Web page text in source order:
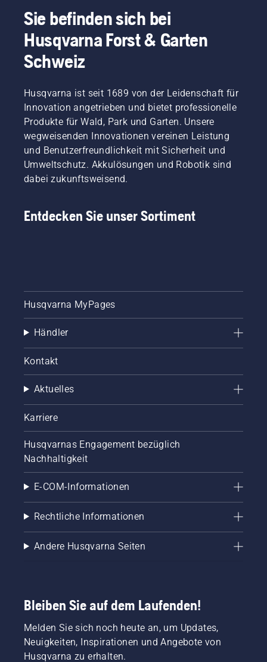
Sie befinden sich bei
Husqvarna Forst & Garten
Schweiz
Husqvarna ist seit 1689 von der Leidenschaft für
Innovation angetrieben und bietet professionelle
Produkte für Wald, Park und Garten. Unsere
wegweisenden Innovationen vereinen Leistung
und Benutzerfreundlichkeit mit Sicherheit und
Umweltschutz. Akkulösungen und Robotik sind
dabei zukunftsweisend.
Entdecken Sie unser Sortiment
Husqvarna MyPages
Händler
Kontakt
Aktuelles
Karriere
Husqvarnas Engagement bezüglich
Nachhaltigkeit
E-COM-Informationen
Rechtliche Informationen
Andere Husqvarna Seiten
Bleiben Sie auf dem Laufenden!
Melden Sie sich noch heute an, um Updates,
Neuigkeiten, Inspirationen und Angebote von
Husqvarna zu erhalten.